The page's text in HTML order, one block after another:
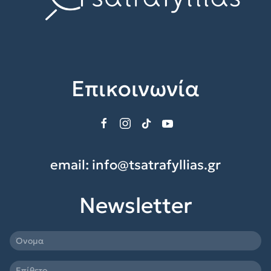
Επικοινωνία
email: info@tsatrafyllias.gr
Newsletter